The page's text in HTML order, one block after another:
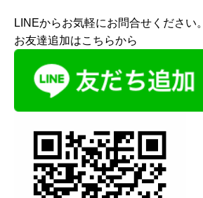
LINEからお気軽にお問合せください。
お友達追加はこちらから